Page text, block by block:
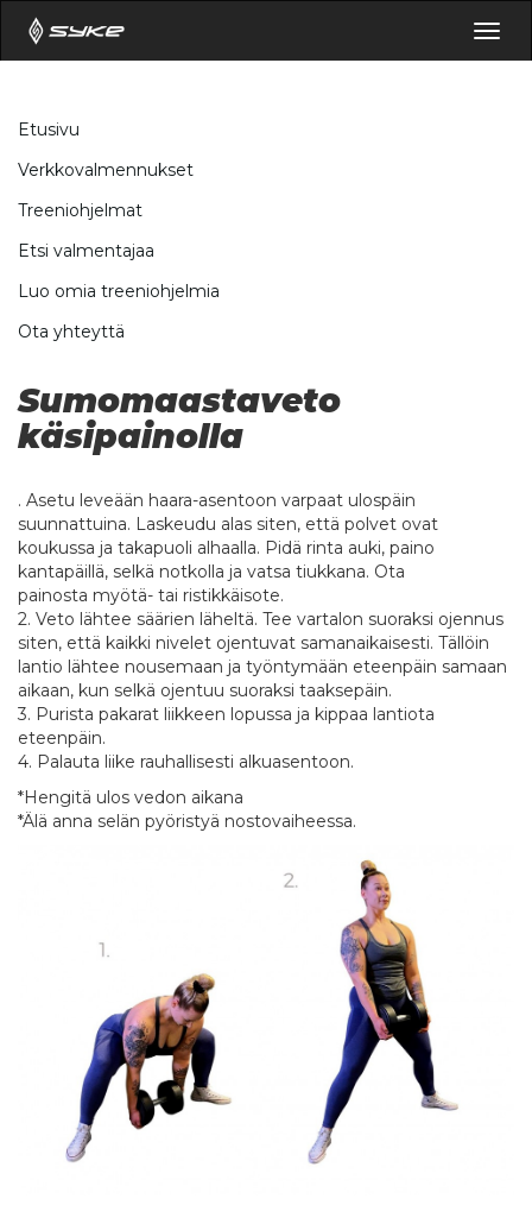
Etusivu
Verkkovalmennukset
Treeniohjelmat
Etsi valmentajaa
Luo omia treeniohjelmia
Ota yhteyttä
Sumomaastaveto
käsipainolla
. Asetu leveään haara-asentoon varpaat ulospäin
suunnattuina. Laskeudu alas siten, että polvet ovat
koukussa ja takapuoli alhaalla. Pidä rinta auki, paino
kantapäillä, selkä notkolla ja vatsa tiukkana. Ota
painosta myötä- tai ristikkäisote.
2. Veto lähtee säärien läheltä. Tee vartalon suoraksi ojennus
siten, että kaikki nivelet ojentuvat samanaikaisesti. Tällöin
lantio lähtee nousemaan ja työntymään eteenpäin samaan
aikaan, kun selkä ojentuu suoraksi taaksepäin.
3. Purista pakarat liikkeen lopussa ja kippaa lantiota
eteenpäin.
4. Palauta liike rauhallisesti alkuasentoon.
*Hengitä ulos vedon aikana
*Älä anna selän pyöristyä nostovaiheessa.